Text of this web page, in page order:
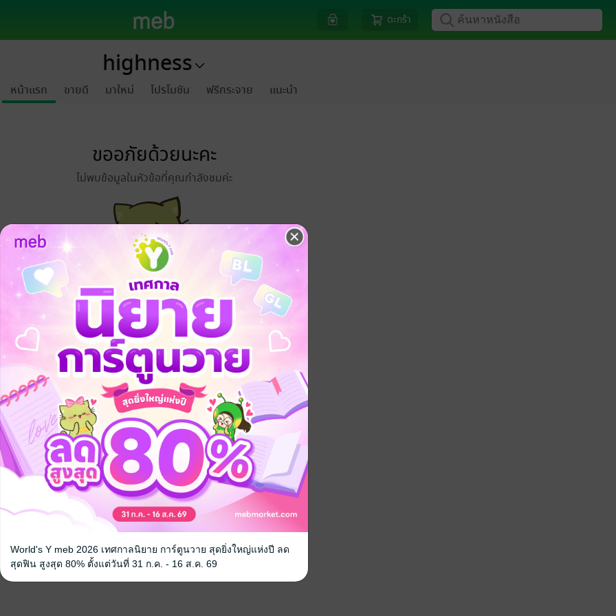
ตะกร้า
highness
หน้าแรก ขายดี มาใหม่ โปรโมชัน ฟรีกระจาย แนะนำ
ขออภัยด้วยนะคะ
ไม่พบข้อมูลในหัวข้อที่คุณกำลังชมค่ะ
World's Y meb 2026 เทศกาลนิยาย การ์ตูนวาย สุดยิ่งใหญ่แห่งปี ลด
สุดฟิน สูงสุด 80% ตั้งแต่วันที่ 31 ก.ค. - 16 ส.ค. 69